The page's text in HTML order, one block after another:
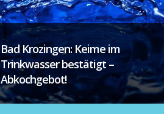
Bad Krozingen: Keime im
Trinkwasser bestätigt –
Abkochgebot!